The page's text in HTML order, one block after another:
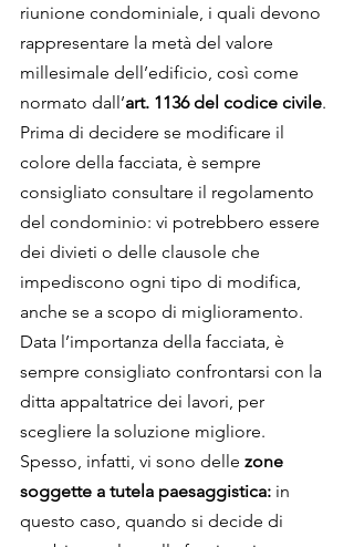
riunione condominiale, i quali devono
rappresentare la metà del valore
millesimale dell’edificio, così come
normato dall’art. 1136 del codice civile.
Prima di decidere se modificare il
colore della facciata, è sempre
consigliato consultare il regolamento
del condominio: vi potrebbero essere
dei divieti o delle clausole che
impediscono ogni tipo di modifica,
anche se a scopo di miglioramento.
Data l’importanza della facciata, è
sempre consigliato confrontarsi con la
ditta appaltatrice dei lavori, per
scegliere la soluzione migliore.
Spesso, infatti, vi sono delle zone
soggette a tutela paesaggistica: in
questo caso, quando si decide di